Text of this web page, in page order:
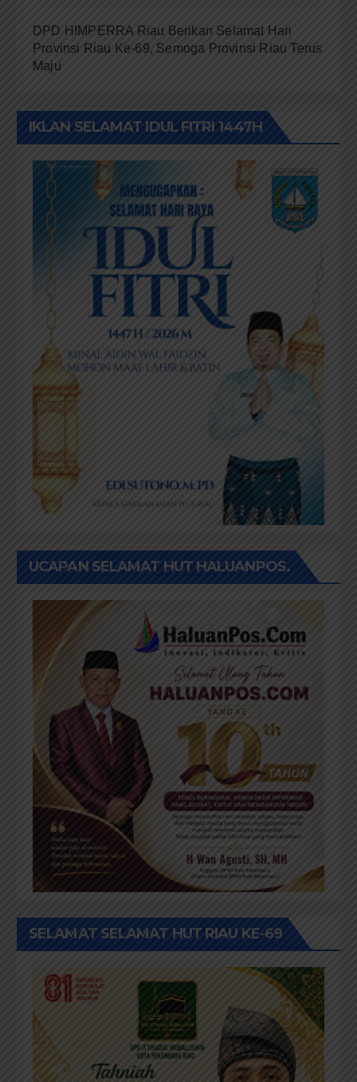
DPD HIMPERRA Riau Berikan Selamat Hari
Provinsi Riau Ke-69, Semoga Provinsi Riau Terus
Maju
IKLAN SELAMAT IDUL FITRI 1447H
UCAPAN SELAMAT HUT HALUANPOS.
SELAMAT SELAMAT HUT RIAU KE-69